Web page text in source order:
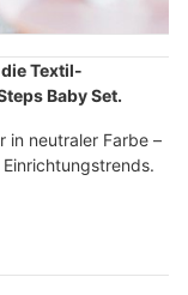
Textil-
Baby Set.
in neutraler Farbe –